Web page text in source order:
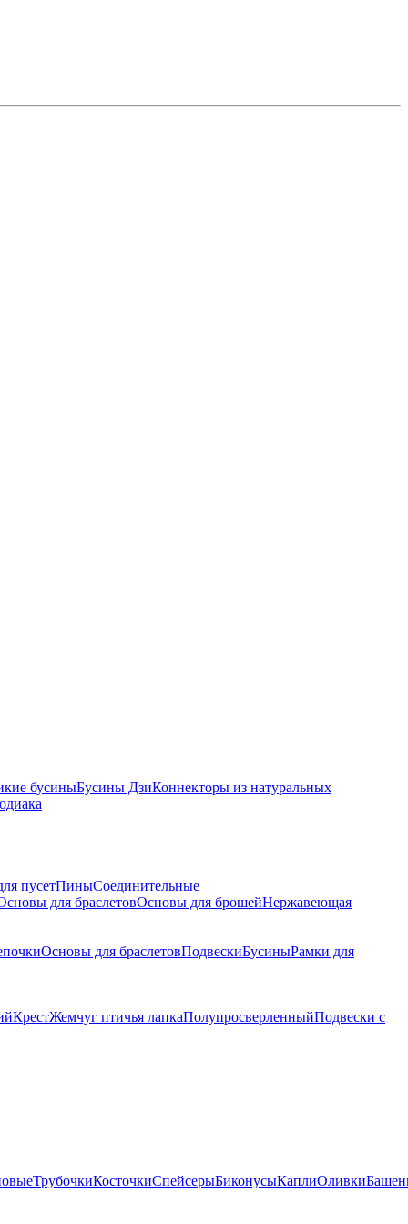
бусиныБусины ДзиКоннекторы из натуральных
пусетПиныСоединительные
для браслетовОсновы для брошейНержавеющая
Основы для браслетовПодвескиБусиныРамки для
КрестЖемчуг птичья лапкаПолупросверленныйПодвески с
ТрубочкиКосточкиСпейсерыБиконусыКаплиОливки